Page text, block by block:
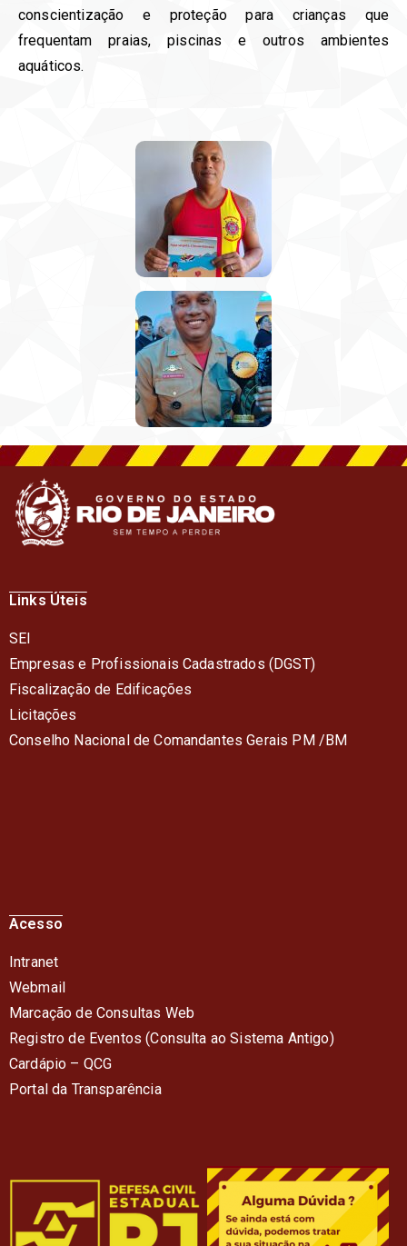
conscientização e proteção para crianças que
frequentam praias, piscinas e outros ambientes
aquáticos.
Links Úteis
SEI
Empresas e Profissionais Cadastrados (DGST)
Fiscalização de Edificações
Licitações
Conselho Nacional de Comandantes Gerais PM /BM
Acesso
Intranet
Webmail
Marcação de Consultas Web
Registro de Eventos (Consulta ao Sistema Antigo)
Cardápio – QCG
Portal da Transparência